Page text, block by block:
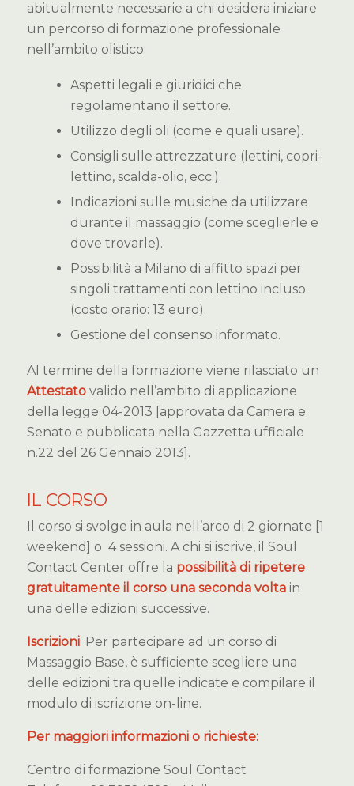
abitualmente necessarie a chi desidera iniziare
un percorso di formazione professionale
nell’ambito olistico:
Aspetti legali e giuridici che
regolamentano il settore.
Utilizzo degli oli (come e quali usare).
Consigli sulle attrezzature (lettini, copri-
lettino, scalda-olio, ecc.).
Indicazioni sulle musiche da utilizzare
durante il massaggio (come sceglierle e
dove trovarle).
Possibilità a Milano di affitto spazi per
singoli trattamenti con lettino incluso
(costo orario: 13 euro).
Gestione del consenso informato.
Al termine della formazione viene rilasciato un
Attestatovalido nell’ambito di applicazione
della legge 04-2013 [approvata da Camera e
Senato e pubblicata nella Gazzetta ufficiale
n.22 del 26 Gennaio 2013].
IL CORSO
Il corso si svolge in aula nell’arco di 2 giornate [1
weekend] o 4 sessioni. A chi si iscrive, il Soul
Contact Center offre la possibilità di ripetere
gratuitamente il corso una seconda voltain
una delle edizioni successive.
Iscrizioni: Per partecipare ad un corso di
Massaggio Base, è sufficiente scegliere una
delle edizioni tra quelle indicate e compilare il
modulo di iscrizione on-line.
Per maggiori informazioni o richieste:
Centro di formazione Soul Contact